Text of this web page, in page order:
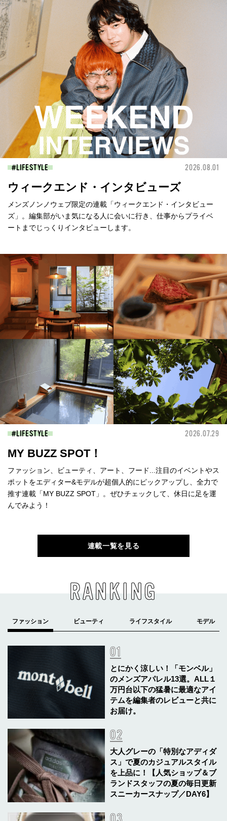
LIFESTYLE 2026.08.01
ウィークエンド・インタビューズ
メンズノンノウェブ限定の連載「ウィークエンド・インタビュー
ズ」。編集部がいま気になる人に会いに行き、仕事からプライベ
ートまでじっくりインタビューします。
LIFESTYLE 2026.07.29
MY BUZZ SPOT！
ファッション、ビューティ、アート、フード...注目のイベントやス
ポットをエディター&モデルが超個人的にピックアップし、全力で
推す連載「MY BUZZ SPOT」。ぜひチェックして、休日に足を運
んでみよう！
連載一覧を見る
RANKING
とにかく涼しい！「モンベル」
のメンズアパレル13選。ALL１
万円台以下の猛暑に最適なアイ
テムを編集者のレビューと共に
お届け。
大人グレーの「特別なアディダ
ス」で夏のカジュアルスタイル
を上品に！【人気ショップ＆ブ
ランドスタッフの夏の毎日更新
スニーカースナップ／DAY6】